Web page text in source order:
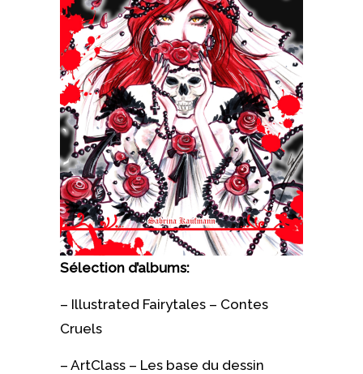
Sélection d’albums:
– Illustrated Fairytales – Contes
Cruels
– ArtClass – Les base du dessin